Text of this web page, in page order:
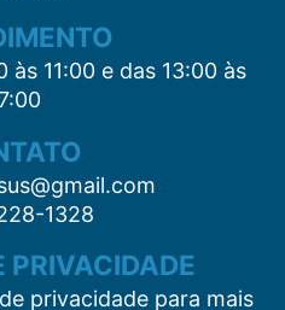
às 11:00 e das 13:00 às
1328
PRIVACIDADE
privacidade para mais